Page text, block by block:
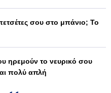
σου στο μπάνιο; Το
ηρεμούν το νευρικό σου
πολύ απλή